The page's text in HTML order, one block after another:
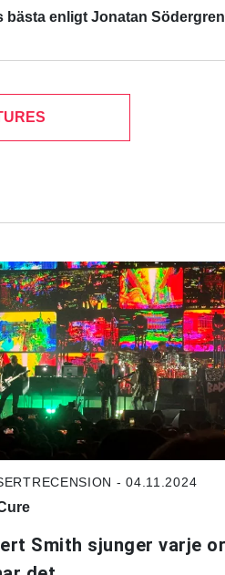
bästa enligt Jonatan Södergren
- 04.11.2024
Smith sjunger varje